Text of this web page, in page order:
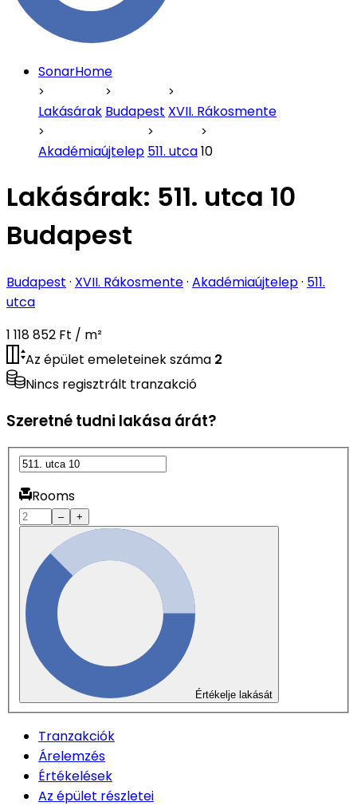
SonarHome
Lakásárak Budapest XVII. Rákosmente
Akadémiaújtelep 511. utca10
Lakásárak: 511. utca 10
Budapest
Budapest · XVII. Rákosmente· Akadémiaújtelep· 511.
utca
1 118 852 Ft / m²
Az épület emeleteinek száma 2
Nincs regisztrált tranzakció
Szeretné tudni lakása árát?
Rooms
– +
Értékelje lakását
Tranzakciók
Árelemzés
Értékelések
Az épület részletei